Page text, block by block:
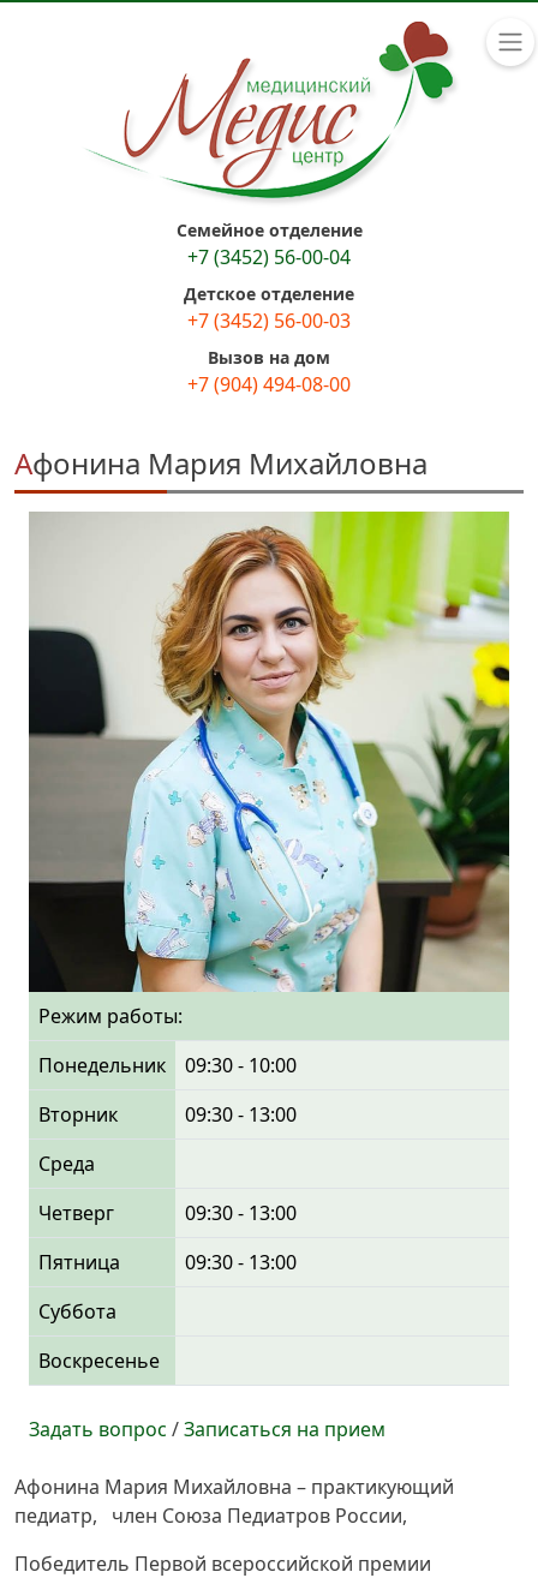
Семейное отделение
+7 (3452) 56-00-04
Детское отделение
+7 (3452) 56-00-03
Вызов на дом
+7 (904) 494-08-00
Афонина Мария Михайловна
Режим работы:
Понедельник
09:30 - 10:00
Вторник
09:30 - 13:00
Среда
Четверг
09:30 - 13:00
Пятница
09:30 - 13:00
Суббота
Воскресенье
Задать вопрос /Записаться на прием
Афонина Мария Михайловна – практикующий
педиатр, член Союза Педиатров России,
Победитель Первой всероссийской премии